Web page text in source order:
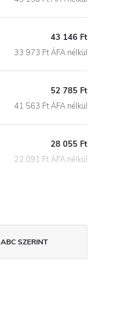
43 146 Ft
33 973 Ft ÁFA nélkül
52 785 Ft
41 563 Ft ÁFA nélkül
28 055 Ft
22 091 Ft ÁFA nélkül
ABC SZERINT